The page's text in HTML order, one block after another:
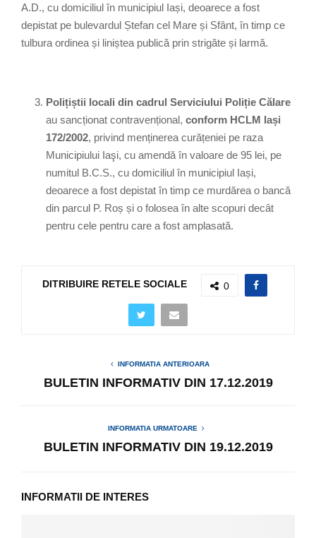
A.D., cu domiciliul în municipiul Iași, deoarece a fost
depistat pe bulevardul Ștefan cel Mare și Sfânt, în timp ce
tulbura ordinea și liniștea publică prin strigăte și larmă.
Polițiștii locali din cadrul Serviciului Poliție Călare
au sancționat contravențional, conform HCLM Iași
172/2002, privind menținerea curățeniei pe raza
Municipiului Iaşi, cu amendă în valoare de 95 lei, pe
numitul B.C.S., cu domiciliul în municipiul Iași,
deoarece a fost depistat în timp ce murdărea o bancă
din parcul P. Roș și o folosea în alte scopuri decât
pentru cele pentru care a fost amplasată.
DITRIBUIRE RETELE SOCIALE 0
INFORMATIA ANTERIOARA
BULETIN INFORMATIV DIN 17.12.2019
INFORMATIA URMATOARE
BULETIN INFORMATIV DIN 19.12.2019
INFORMATII DE INTERES